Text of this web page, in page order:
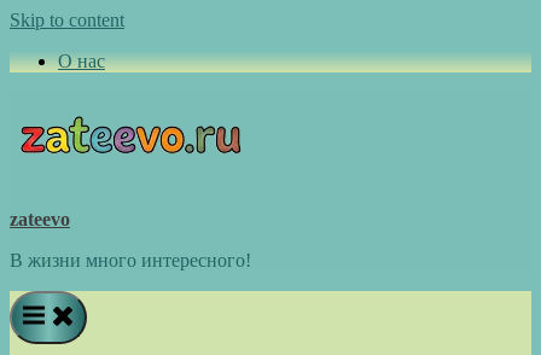
Skip to content
О нас
zateevo
В жизни много интересного!